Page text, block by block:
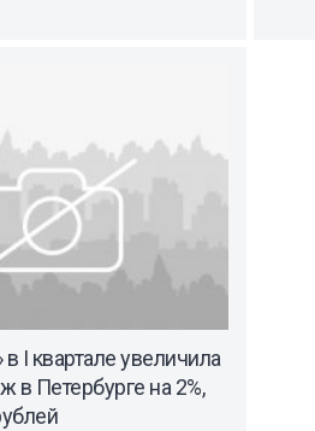
I квартале увеличила
в Петербурге на 2%,